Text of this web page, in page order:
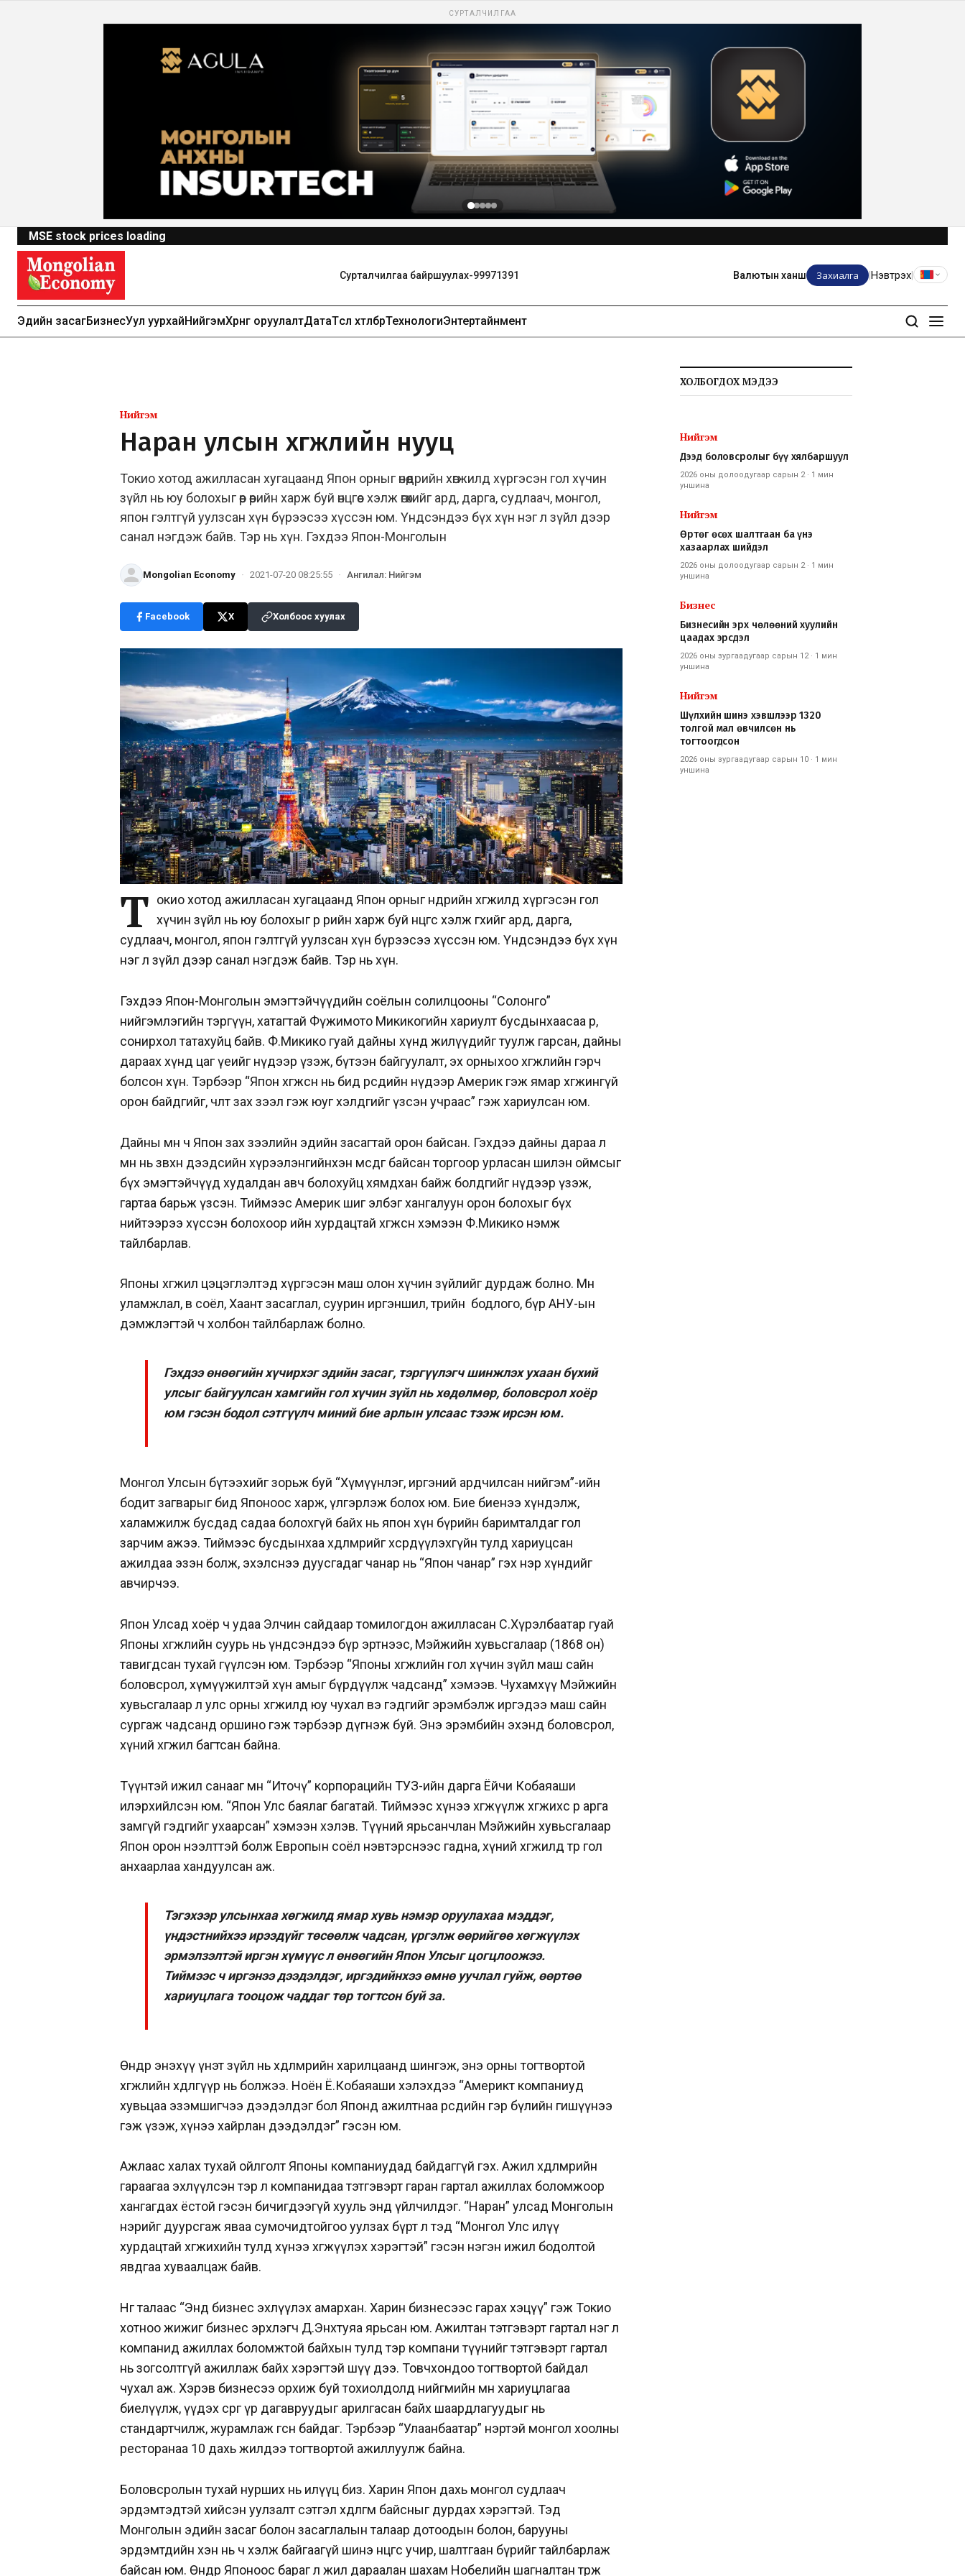
СУРТАЛЧИЛГАА
MSE stock prices loading
Сурталчилгаа байршуулах-99971391 Валютын ханш Захиалга Нэвтрэх
Эдийн засагБизнесУул уурхайНийгэмХөрөнгө оруулалтДатаТөсөл хөтөлбөрТехнологиЭнтертайнмент
Нийгэм
Наран улсын хөгжлийн нууц
Токио хотод ажилласан хугацаанд Япон орныг өнөөдрийн хөгжилд хүргэсэн гол хүчин
зүйл нь юу болохыг өөр өөрийн харж буй өнцгөөс хэлж өгөхийг ард, дарга, судлаач, монгол,
япон гэлтгүй уулзсан хүн бүрээсээ хүссэн юм. Үндсэндээ бүх хүн нэг л зүйл дээр
санал нэгдэж байв. Тэр нь хүн. Гэхдээ Япон-Монголын
Mongolian Economy · 2021-07-20 08:25:55 · Ангилал: Нийгэм
Facebook X Холбоос хуулах
Т окио хотод ажилласан хугацаанд Япон орныг өнөөдрийн хөгжилд хүргэсэн гол
хүчин зүйл нь юу болохыг өөр өөрийн харж буй өнцгөөс хэлж өгөхийг ард, дарга,
судлаач, монгол, япон гэлтгүй уулзсан хүн бүрээсээ хүссэн юм. Үндсэндээ бүх хүн
нэг л зүйл дээр санал нэгдэж байв. Тэр нь хүн.
Гэхдээ Япон-Монголын эмэгтэйчүүдийн соёлын солилцооны “Солонго”
нийгэмлэгийн тэргүүн, хатагтай Фүжимото Микикогийн хариулт бусдынхаасаа өөр,
сонирхол татахуйц байв. Ф.Микико гуай дайны хүнд жилүүдийг туулж гарсан, дайны
дараах хүнд цаг үеийг нүдээр үзэж, бүтээн байгуулалт, эх орныхоо хөгжлийн гэрч
болсон хүн. Тэрбээр “Япон хөгжсөн нь бид өөрсдийн нүдээр Америк гэж ямар хөгжингүй
орон байдгийг, чөлөөт зах зээл гэж юуг хэлдгийг үзсэн учраас” гэж хариулсан юм.
Дайны өмнө ч Япон зах зээлийн эдийн засагтай орон байсан. Гэхдээ дайны дараа л
өмнө нь зөвхөн дээдсийн хүрээлэнгийнхэн өмсдөг байсан торгоор урласан шилэн оймсыг
бүх эмэгтэйчүүд худалдан авч болохуйц хямдхан байж болдгийг нүдээр үзэж,
гартаа барьж үзсэн. Тиймээс Америк шиг элбэг хангалуун орон болохыг бүх
нийтээрээ хүссэн болохоор ийн хурдацтай хөгжсөн хэмээн Ф.Микико нэмж
тайлбарлав.
Японы хөгжил цэцэглэлтэд хүргэсэн маш олон хүчин зүйлийг дурдаж болно. Мөн
уламжлал, өв соёл, Хаант засаглал, суурин иргэншил, төрийн бодлого, бүр АНУ-ын
дэмжлэгтэй ч холбон тайлбарлаж болно.
Гэхдээ өнөөгийн хүчирхэг эдийн засаг, тэргүүлэгч шинжлэх ухаан бүхий
улсыг байгуулсан хамгийн гол хүчин зүйл нь хөдөлмөр, боловсрол хоёр
юм гэсэн бодол сэтгүүлч миний бие арлын улсаас тээж ирсэн юм.
Монгол Улсын бүтээхийг зорьж буй “Хүмүүнлэг, иргэний ардчилсан нийгэм”-ийн
бодит загварыг бид Японоос харж, үлгэрлэж болох юм. Бие биенээ хүндэлж,
халамжилж бусдад садаа болохгүй байх нь япон хүн бүрийн баримталдаг гол
зарчим ажээ. Тиймээс бусдынхаа хөдөлмөрийг хөсөрдүүлэхгүйн тулд хариуцсан
ажилдаа эзэн болж, эхэлснээ дуусгадаг чанар нь “Япон чанар” гэх нэр хүндийг
авчирчээ.
Япон Улсад хоёр ч удаа Элчин сайдаар томилогдон ажилласан С.Хүрэлбаатар гуай
Японы хөгжлийн суурь нь үндсэндээ бүр эртнээс, Мэйжийн хувьсгалаар (1868 он)
тавигдсан тухай өгүүлсэн юм. Тэрбээр “Японы хөгжлийн гол хүчин зүйл маш сайн
боловсрол, хүмүүжилтэй хүн амыг бүрдүүлж чадсанд” хэмээв. Чухамхүү Мэйжийн
хувьсгалаар л улс орны хөгжилд юу чухал вэ гэдгийг эрэмбэлж иргэдээ маш сайн
сургаж чадсанд оршино гэж тэрбээр дүгнэж буй. Энэ эрэмбийн эхэнд боловсрол,
хүний хөгжил багтсан байна.
Түүнтэй ижил санааг мөн “Иточү” корпорацийн ТУЗ-ийн дарга Ёйчи Кобаяаши
илэрхийлсэн юм. “Япон Улс баялаг багатай. Тиймээс хүнээ хөгжүүлж хөгжихөөс өөр арга
замгүй гэдгийг ухаарсан” хэмээн хэлэв. Түүний ярьсанчлан Мэйжийн хувьсгалаар
Япон орон нээлттэй болж Европын соёл нэвтэрснээс гадна, хүний хөгжилд төр гол
анхаарлаа хандуулсан аж.
Тэгэхээр улсынхаа хөгжилд ямар хувь нэмэр оруулахаа мэддэг,
үндэстнийхээ ирээдүйг төсөөлж чадсан, үргэлж өөрийгөө хөгжүүлэх
эрмэлзэлтэй иргэн хүмүүс л өнөөгийн Япон Улсыг цогцлоожээ.
Тиймээс ч иргэнээ дээдэлдэг, иргэдийнхээ өмнө уучлал гуйж, өөртөө
хариуцлага тооцож чаддаг төр тогтсон буй за.
Өнөөдөр энэхүү үнэт зүйл нь хөдөлмөрийн харилцаанд шингэж, энэ орны тогтвортой
хөгжлийн хөдөлгүүр нь болжээ. Ноён Ё.Кобаяаши хэлэхдээ “Америкт компаниуд
хувьцаа эзэмшигчээ дээдэлдэг бол Японд ажилтнаа өөрсдийн гэр бүлийн гишүүнээ
гэж үзэж, хүнээ хайрлан дээдэлдэг” гэсэн юм.
Ажлаас халах тухай ойлголт Японы компаниудад байдаггүй гэх. Ажил хөдөлмөрийн
гараагаа эхлүүлсэн тэр л компанидаа тэтгэвэрт гаран гартал ажиллах боломжоор
хангагдах ёстой гэсэн бичигдээгүй хууль энд үйлчилдэг. “Наран” улсад Монголын
нэрийг дуурсгаж яваа сумочидтойгоо уулзах бүрт л тэд “Монгол Улс илүү
хурдацтай хөгжихийн тулд хүнээ хөгжүүлэх хэрэгтэй” гэсэн нэгэн ижил бодолтой
явдгаа хуваалцаж байв.
Нөгөө талаас “Энд бизнес эхлүүлэх амархан. Харин бизнесээс гарах хэцүү” гэж Токио
хотноо жижиг бизнес эрхлэгч Д.Энхтуяа ярьсан юм. Ажилтан тэтгэвэрт гартал нэг л
компанид ажиллах боломжтой байхын тулд тэр компани түүнийг тэтгэвэрт гартал
нь зогсолтгүй ажиллаж байх хэрэгтэй шүү дээ. Товчхондоо тогтвортой байдал
чухал аж. Хэрэв бизнесээ орхиж буй тохиолдолд нийгмийн өмнө хариуцлагаа
биелүүлж, үүдэх сөрөг үр дагавруудыг арилгасан байх шаардлагуудыг нь
стандартчилж, журамлаж өгсөн байдаг. Тэрбээр “Улаанбаатар” нэртэй монгол хоолны
ресторанаа 10 дахь жилдээ тогтвортой ажиллуулж байна.
Боловсролын тухай нурших нь илүүц биз. Харин Япон дахь монгол судлаач
эрдэмтэдтэй хийсэн уулзалт сэтгэл хөдөлгөм байсныг дурдах хэрэгтэй. Тэд
Монголын эдийн засаг болон засаглалын талаар дотоодын болон, барууны
эрдэмтдийн хэн нь ч хэлж байгаагүй шинэ өнцгөөс учир, шалтгаан бүрийг тайлбарлаж
байсан юм. Өнөөдөр Японоос бараг л жил дараалан шахам Нобелийн шагналтан төрж
ХОЛБОГДОХ МЭДЭЭ
Нийгэм
Дээд боловсролыг бүү хялбаршуул
2026 оны долоодугаар сарын 2· 1 мин
уншина
Нийгэм
Өртөг өсөх шалтгаан ба үнэ
хазаарлах шийдэл
2026 оны долоодугаар сарын 2· 1 мин
уншина
Бизнес
Бизнесийн эрх чөлөөний хуулийн
цаадах эрсдэл
2026 оны зургаадугаар сарын 12· 1 мин
уншина
Нийгэм
Шүлхийн шинэ хэвшлээр 1320
толгой мал өвчилсөн нь
тогтоогдсон
2026 оны зургаадугаар сарын 10 · 1 мин
уншина